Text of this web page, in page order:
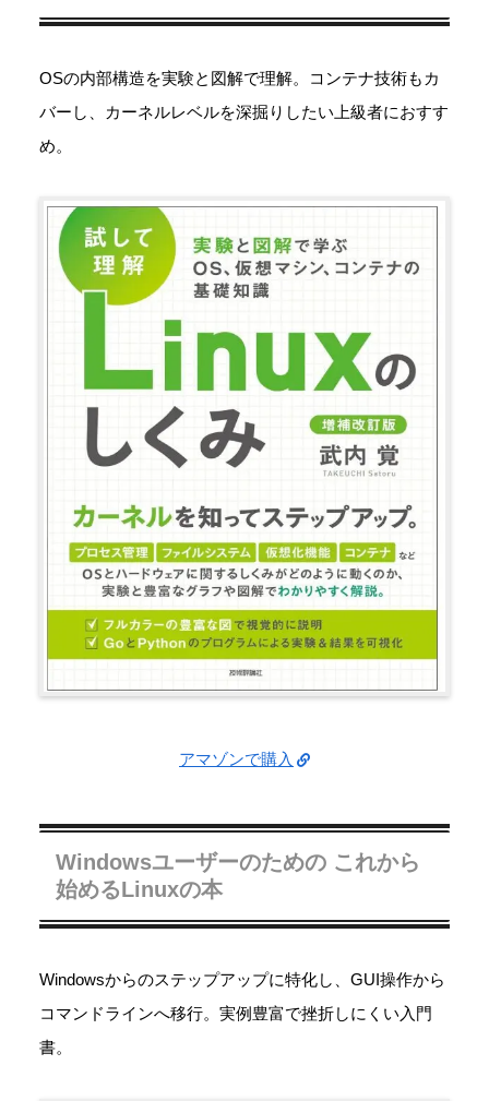
OSの内部構造を実験と図解で理解。コンテナ技術もカ
バーし、カーネルレベルを深掘りしたい上級者におすす
め。
アマゾンで購入
Windowsユーザーのための これから
始めるLinuxの本
Windowsからのステップアップに特化し、GUI操作から
コマンドラインへ移行。実例豊富で挫折しにくい入門
書。